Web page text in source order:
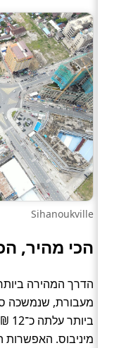
Sihanoukville
הכי מהיר,
הדרך המהירה
מיניבוס. האפשרות